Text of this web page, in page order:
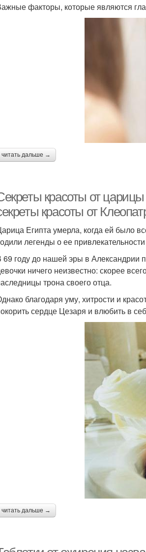
факторы, которые являются
читать дальше →
красоты от
красоты от
Египта умерла, когда ей было
легенды о ее
69 году до нашей эры в Александрии
ничего неизвестно: скорее
трона своего отца.
благодаря уму, хитрости и
сердце Цезаря и влюбить в
читать дальше →